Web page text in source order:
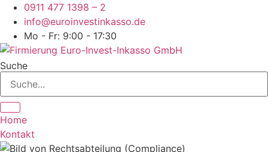
Zum
Inhalt
springen
0911 477 1398 – 2
info@euroinvestinkasso.de
Mo - Fr: 9:00 - 17:30
Suche
Home
Kontakt